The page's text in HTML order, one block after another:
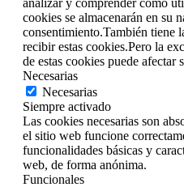
analizar y comprender cómo
cookies se almacenarán en su
consentimiento.También tiene
recibir estas cookies.Pero la
de estas cookies puede afectar
Necesarias
Necesarias
Siempre activado
Las cookies necesarias son
el sitio web funcione
funcionalidades básicas y
web, de forma anónima.
Funcionales